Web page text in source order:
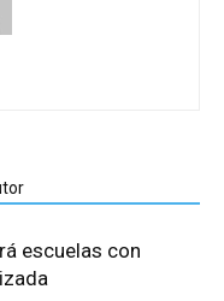
escuelas con